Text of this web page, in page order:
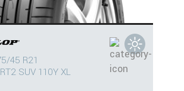
45 R21
SUV 110Y XL